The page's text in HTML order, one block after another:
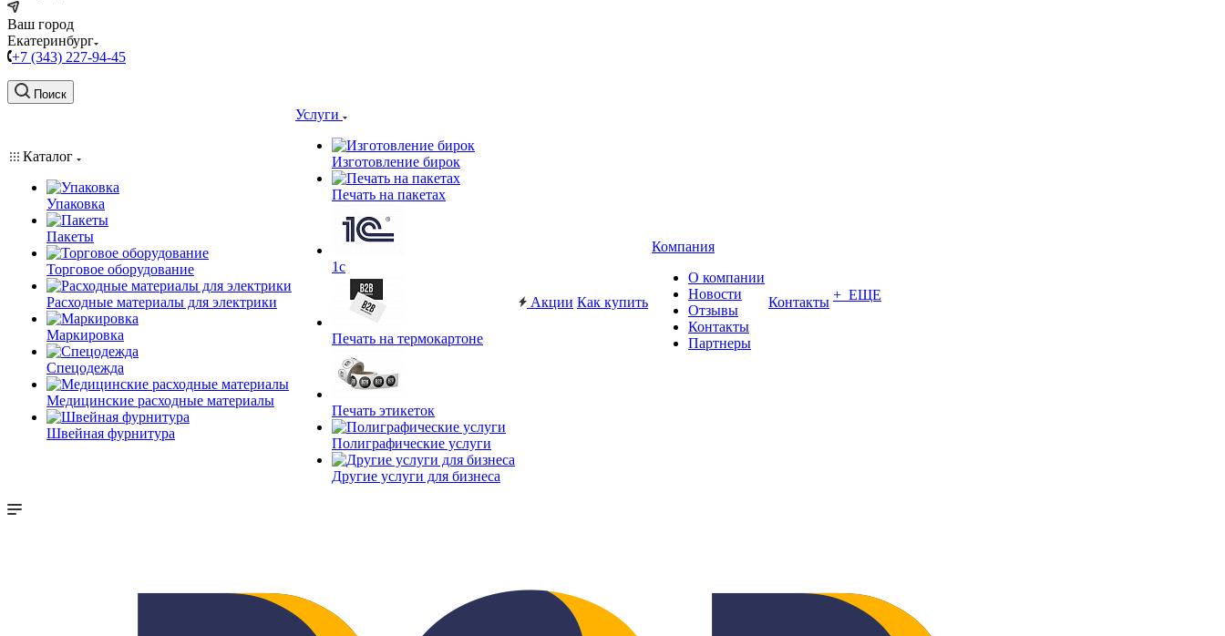
Ваш город
Екатеринбург
+7 (343) 227-94-45
Поиск
Каталог
Упаковка
Пакеты
Торговое оборудование
Расходные материалы для электрики
Маркировка
Спецодежда
Медицинские расходные материалы
Швейная фурнитура
Услуги
Изготовление бирок
Печать на пакетах
1c
Печать на термокартоне
Печать этикеток
Полиграфические услуги
Другие услуги для бизнеса
Акции Как купить
Компания
О компании
Новости
Отзывы
Контакты
Партнеры
Контакты + ЕЩЕ